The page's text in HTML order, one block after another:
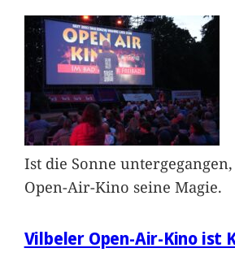
Ist die Sonne
Open-Air-Kino seine Magie.
Vilbeler Open-Air-Kino ist